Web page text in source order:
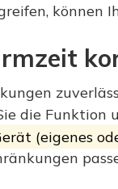
können
die Funktion
(eigenes